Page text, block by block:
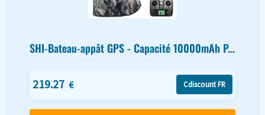
SHI-Bateau-appât GPS - Capacité 10000mAh P...
219.27 € Cdiscount FR